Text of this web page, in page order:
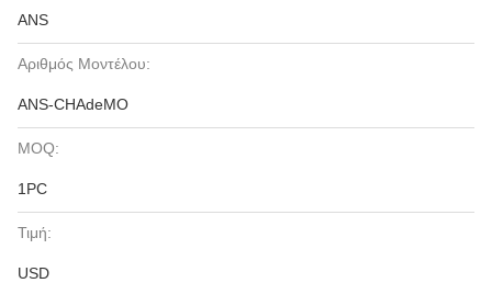
ANS
Αριθμός Μοντέλου:
ANS-CHAdeMO
MOQ:
1PC
Τιμή:
USD